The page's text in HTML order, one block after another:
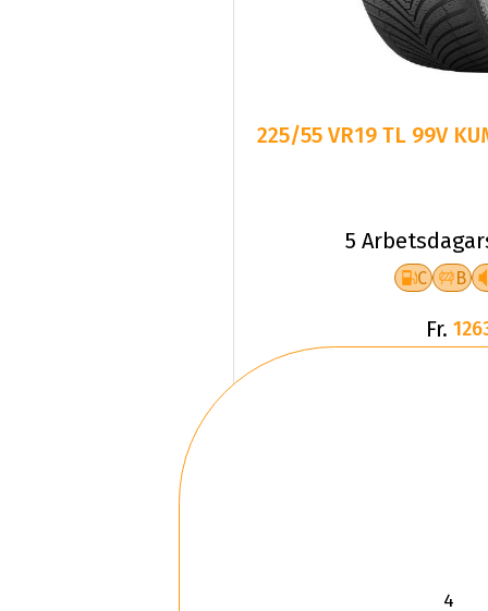
225/55 VR19 TL 99V
5
C B
Fr.